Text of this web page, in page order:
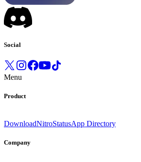
Social
Menu
Product
DownloadNitroStatusApp Directory
Company